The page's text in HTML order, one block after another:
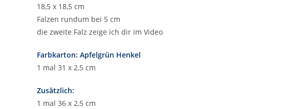
18,5 x 18,5 cm
Falzen rundum bei 5 cm
die zweite Falz zeige ich dir im Video
Farbkarton: Apfelgrün Henkel
1 mal 31 x 2,5 cm
Zusätzlich:
1 mal 36 x 2,5 cm